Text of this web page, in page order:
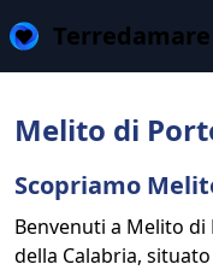
Terredamare
Melito di
Scopriamo
Benvenuti a Melito
della Calabria,